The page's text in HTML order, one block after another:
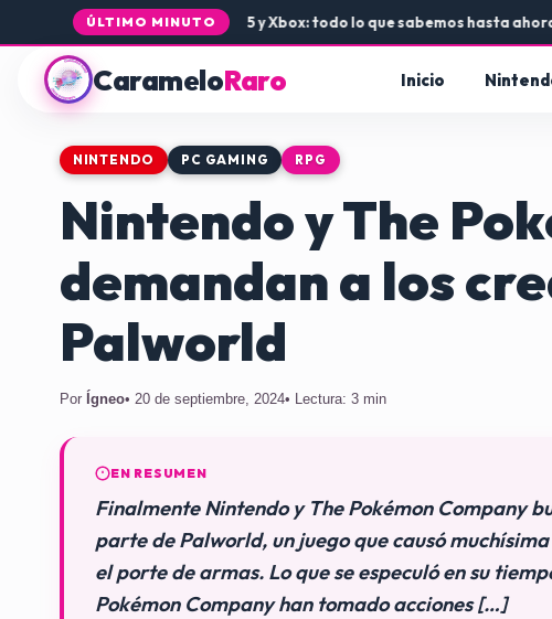
ÚLTIMO MINUTO
de Rogue Core a PS5 y Xbox: todo lo que sabemos hasta ahora•
CarameloRaro Inicio
NINTENDO PC GAMING RPG
Nintendo y The
demandan a los
Palworld
Por Ígneo• 20 de septiembre, 2024• Lectura: 3 min
EN RESUMEN
Finalmente Nintendo y The Pokémon Company
parte de Palworld, un juego que causó
el porte de armas. Lo que se especuló en su
Pokémon Company han tomado acciones […]